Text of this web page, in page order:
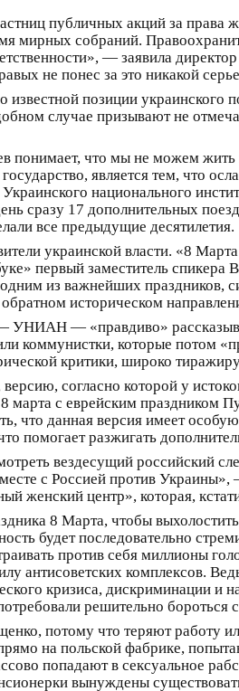
публичных акций за
мирных собраний.
— заявила
не понес за это никакой
позиции украинского
случае призывают не
понимает, что мы не можем
является тем, что
национального
сразу 17 дополнительных
все предыдущие десятилетия.
украинской власти. «8
первый заместитель
из важнейших праздников,
историческом
УНИАН — «правдиво»
коммунистки, которые потом
критики, широко
согласно которой у
марта с еврейским
что данная версия имеет
помогает разжигать
вездесущий российский
с Россией против Украины»,
женский центр», которая,
8 Марта, чтобы
будет последовательно
против себя
антисоветских комплексов.
кризиса, дискриминации и
решительно бороться
потому что теряют работу
на польской фабрике,
попадают в сексуальное
вынуждены